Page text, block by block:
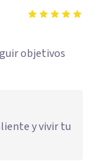
objetivos
y vivir tu